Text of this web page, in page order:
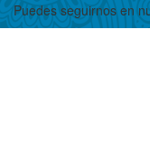
Puedes seguirnos en